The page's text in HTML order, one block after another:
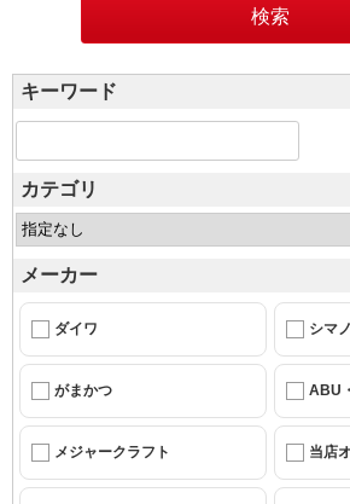
キーワード
カテゴリ
メーカー
ダイワ シマノ
がまかつ ABU
メジャークラフト 当店